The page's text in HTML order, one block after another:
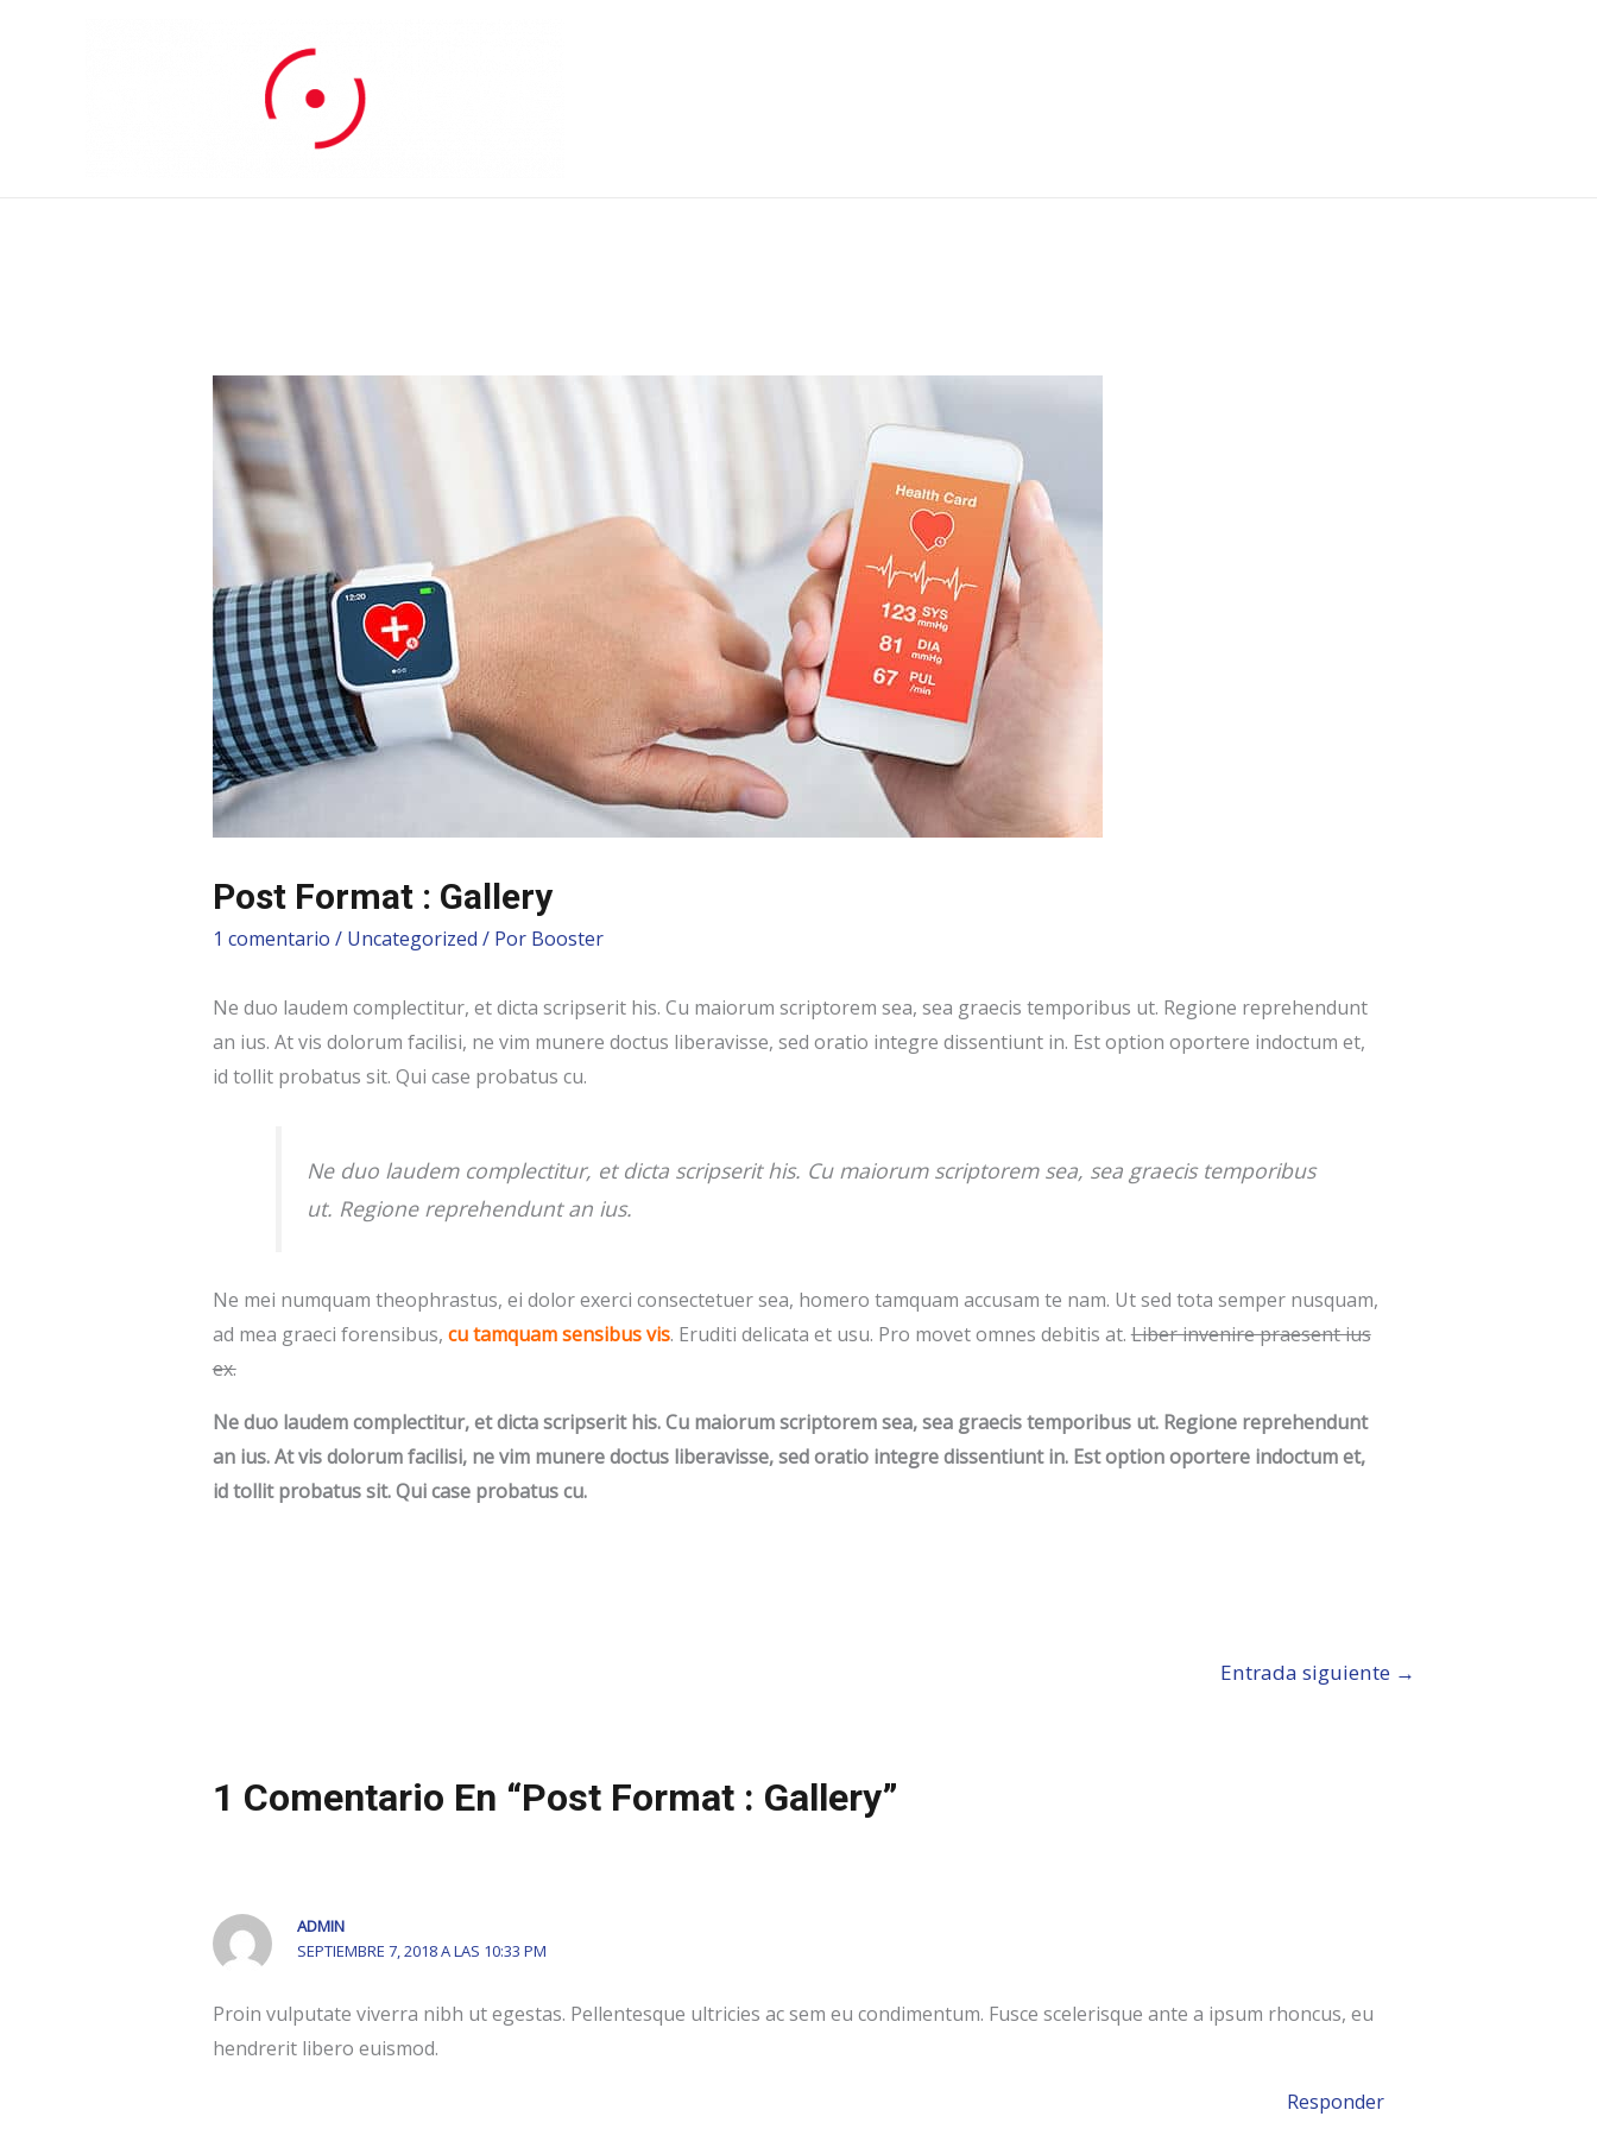
Post Format : Gallery
1 comentario / Uncategorized / Por Booster
Ne duo laudem complectitur, et dicta scripserit his. Cu maiorum scriptorem sea, sea graecis temporibus ut. Regione reprehendunt
an ius. At vis dolorum facilisi, ne vim munere doctus liberavisse, sed oratio integre dissentiunt in. Est option oportere indoctum et,
id tollit probatus sit. Qui case probatus cu.
Ne duo laudem complectitur, et dicta scripserit his. Cu maiorum scriptorem sea, sea graecis temporibus
ut. Regione reprehendunt an ius.
Ne mei numquam theophrastus, ei dolor exerci consectetuer sea, homero tamquam accusam te nam. Ut sed tota semper nusquam,
ad mea graeci forensibus, cu tamquam sensibus vis. Eruditi delicata et usu. Pro movet omnes debitis at.Liber invenire praesent ius
ex.
Ne duo laudem complectitur, et dicta scripserit his. Cu maiorum scriptorem sea, sea graecis temporibus ut. Regione reprehendunt
an ius. At vis dolorum facilisi, ne vim munere doctus liberavisse, sed oratio integre dissentiunt in. Est option oportere indoctum et,
id tollit probatus sit. Qui case probatus cu.
Entrada siguiente →
1 Comentario En “Post Format : Gallery”
ADMIN
SEPTIEMBRE 7, 2018 A LAS 10:33 PM
Proin vulputate viverra nibh ut egestas. Pellentesque ultricies ac sem eu condimentum. Fusce scelerisque ante a ipsum rhoncus, eu
hendrerit libero euismod.
Responder